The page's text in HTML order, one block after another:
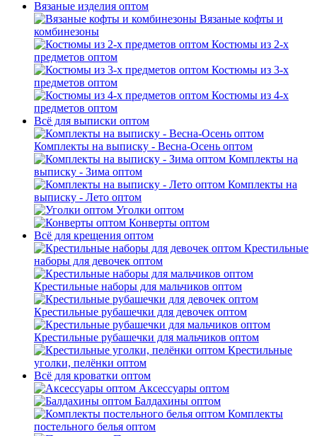
Вязаные изделия оптом
Вязаные кофты и
комбинезоны
Костюмы из 2-х
предметов оптом
Костюмы из 3-х
предметов оптом
Костюмы из 4-х
предметов оптом
Всё для выписки оптом
Комплекты на выписку - Весна-Осень оптом
Комплекты на
выписку - Зима оптом
Комплекты на
выписку - Лето оптом
Уголки оптом
Конверты оптом
Всё для крещения оптом
Крестильные
наборы для девочек оптом
Крестильные наборы для мальчиков оптом
Крестильные рубашечки для девочек оптом
Крестильные рубашечки для мальчиков оптом
Крестильные
уголки, пелёнки оптом
Всё для кроватки оптом
Аксессуары оптом
Балдахины оптом
Комплекты
постельного белья оптом